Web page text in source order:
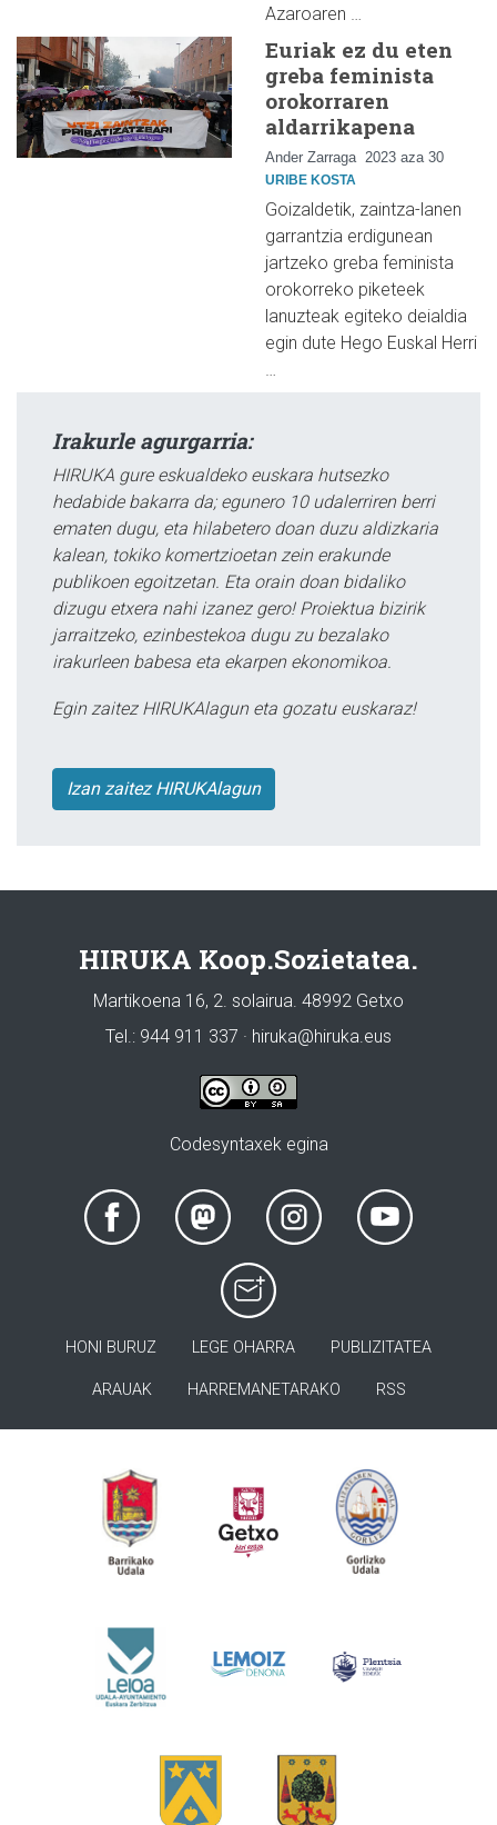
Azaroaren …
Euriak ez du eten
greba feminista
orokorraren
aldarrikapena
Ander Zarraga 2023 aza 30
URIBE KOSTA
Goizaldetik, zaintza-lanen
garrantzia erdigunean
jartzeko greba feminista
orokorreko piketeek
lanuzteak egiteko deialdia
egin dute Hego Euskal Herri
…
Irakurle agurgarria:
HIRUKA gure eskualdeko euskara hutsezko
hedabide bakarra da; egunero 10 udalerriren berri
ematen dugu, eta hilabetero doan duzu aldizkaria
kalean, tokiko komertzioetan zein erakunde
publikoen egoitzetan. Eta orain doan bidaliko
dizugu etxera nahi izanez gero! Proiektua bizirik
jarraitzeko, ezinbestekoa dugu zu bezalako
irakurleen babesa eta ekarpen ekonomikoa.
Egin zaitez HIRUKAlagun eta gozatu euskaraz!
Izan zaitez HIRUKAlagun
HIRUKA Koop.Sozietatea.
Martikoena 16, 2. solairua. 48992 Getxo
Tel.: 944 911 337 · hiruka@hiruka.eus
Codesyntaxek egina
HONI BURUZ LEGE OHARRA PUBLIZITATEA
ARAUAK HARREMANETARAKO RSS